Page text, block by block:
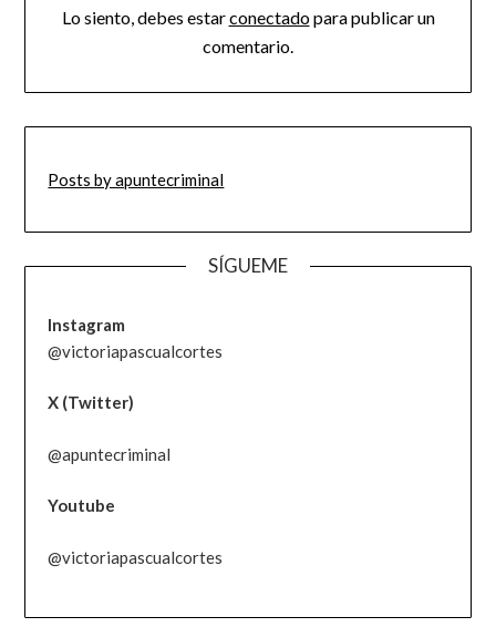
Lo siento, debes estarconectadopara publicar un
comentario.
Posts by apuntecriminal
SÍGUEME
Instagram
@victoriapascualcortes
X (Twitter)
@apuntecriminal
Youtube
@victoriapascualcortes